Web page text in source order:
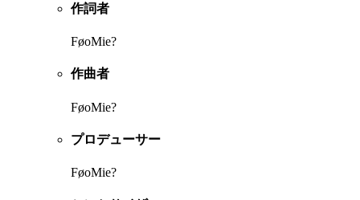
作詞者
FøoMie?
作曲者
FøoMie?
プロデューサー
FøoMie?